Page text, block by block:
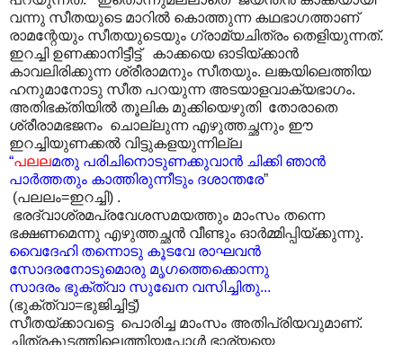
വന്നു സീതയുടെ മാറിൽ കൊത്തുന്ന കഥഭാഗത്താണ്
രാമന്റേയും സീതയുടെയും ഗ്രാമ്യചിത്രം തെളിയുന്നത്.
ഇറച്ചി ഉണക്കാനിട്ടീട്ട് കാക്കയെ ഓടിയ്ക്കാൻ
കാവലിരിക്കുന്ന ശ്രീരാമനും സീതയും. ലങ്കയിലെത്തിയ
ഹനുമാനോടു സീത പറയുന്ന അടയാളവാക്യഭാഗം.
അതിഭക്തിയിൽ തൂലിക മുക്കിയെഴുതി തോരാതെ
ശ്രീരാമഭജനം ചൊല്ലുന്ന എഴുത്തച്ഛനും ഈ
ഇറച്ചിയുണക്കൽ വിട്ടുകളയുന്നില്ല
“പലലമതു പരിചിനൊടുണക്കുവാൻ ചിക്കി ഞാൻ
പാർത്തതും കാത്തിരുന്നീടും ദശാന്തരേ”
(പലലം=ഇറച്ചി) .
ഭരദ്വാശ്രമപ്രവേശസമയത്തും മാംസം തന്നെ
ഭക്ഷണമെന്നു എഴുത്തച്ഛൻ വീണ്ടും ഓർമ്മിപ്പിയ്ക്കുന്നു.
വൈദേഹി തന്നൊടു കൂടവേ രാഘവൻ
സോദരനോടുമൊരു മൃഗത്തെക്കൊന്നു
സാദരം ഭുക്ത്വാ സുഖേന വസിച്ചിതു...
(ഭുക്ത്വാ=ഭുജിച്ചിട്ട്)
സീതയ്ക്കാവട്ടെ പൊരിച്ച മാംസം അതിപ്രിയവുമാണ്.
ചിത്രകൂടത്തിലെത്തിയപ്പോൾ ഭാര്യയെ